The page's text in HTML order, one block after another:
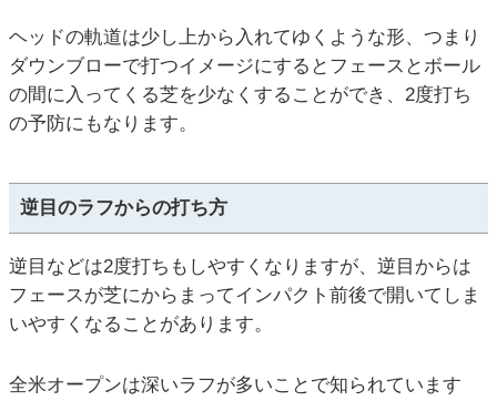
ヘッドの軌道は少し上から入れてゆくような形、つまり
ダウンブローで打つイメージにするとフェースとボール
の間に入ってくる芝を少なくすることができ、2度打ち
の予防にもなります。
逆目のラフからの打ち方
逆目などは2度打ちもしやすくなりますが、逆目からは
フェースが芝にからまってインパクト前後で開いてしま
いやすくなることがあります。
全米オープンは深いラフが多いことで知られています